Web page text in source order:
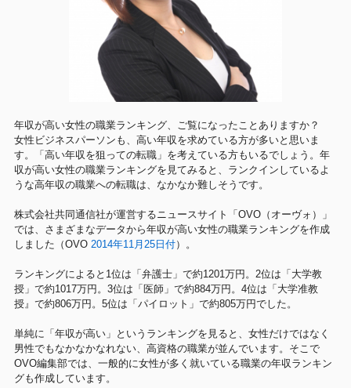
年収が高い女性の職業ランキング、ご覧になったことありますか？
女性ビジネスパーソンも、高い年収を求めている方が多いと思いま
す。「高い年収を狙っての転職」を考えている方もいるでしょう。年
収が高い女性の職業ランキングを見てみると、ランクインしているよ
うな高年収の職業への転職は、なかなか難しそうです。
株式会社共同通信社が運営するニュースサイト「OVO（オーヴォ）」
では、さまざまなデータから年収が高い女性の職業ランキングを作成
しました（OVO 2014年11月25日付）。
ランキングによると1位は「弁護士」で約1201万円。2位は「大学教
授」で約1017万円。3位は「医師」で約884万円。4位は「大学准教
授』で約806万円。5位は「パイロット」で約805万円でした。
単純に「年収が高い」というランキングを見ると、女性だけではなく
男性でもなかなかなれない、高資格の職業が並んでいます。そこで
OVO編集部では、一般的に女性が多く就いている職業の年収ランキン
グも作成しています。